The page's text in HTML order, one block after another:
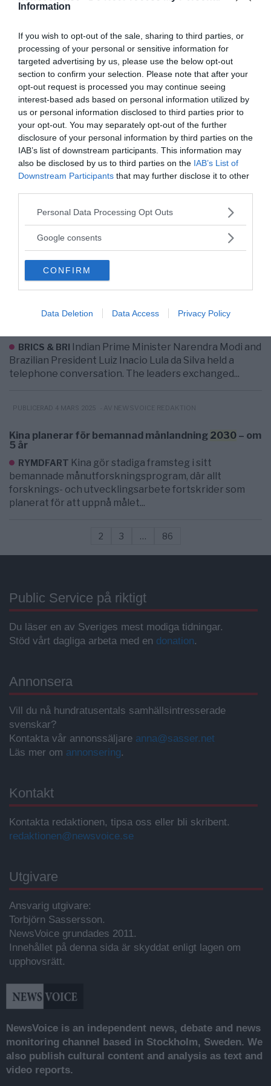
Information
If you wish to opt-out of the sale, sharing to third parties, or
processing of your personal or sensitive information for
targeted advertising by us, please use the below opt-out
section to confirm your selection. Please note that after your
opt-out request is processed you may continue seeing
interest-based ads based on personal information utilized by
us or personal information disclosed to third parties prior to
your opt-out. You may separately opt-out of the further
disclosure of your personal information by third parties on the
IAB’s list of downstream participants. This information may
also be disclosed by us to third parties on the IAB’s List of
Downstream Participants that may further disclose it to other
Please note that this website/app uses one or more Google
not limited to your visit or usage behaviour. You may click to
use your data for below specified purposes in below Google
consent section.
Personal Data Processing Opt Outs
Google consents
CONFIRM
Data Deletion Data Access Privacy Policy
Trumps installation den 20:e blev lite av en folkfest,
PUBLICERAD 27 FEBRUARI 2026 - AV NEWSVOICE REDAKTION
Norska parlamentet skippar klimatneutralitet2030
KLIMAT MILJÖ NATUREn majoritet bestående av sex
norka ledande partier antog resolutionen på
torsdagen. Förslaget om att skippa klimatneutralitet
2030 presenterades av...
PUBLICERAD 11 JUNI 2018 - AV EXTERN SKRIBENT
TEKNIKFiat Chrysler Automobiles (FCA) som är ett
amerikanskt-italienskt samarbete och en av världens
största biltillverkaren ska presentera nya el- och
hybridbilar...
BRICS & BRI Indian Prime Minister Narendra Modi and
Brazilian President Luiz Inacio Lula da Silva held a
telephone conversation. The leaders exchanged...
PUBLICERAD 4 MARS 2025 - AV NEWSVOICE REDAKTION
Kina planerar för bemannad månlandning 2030 – om
5 år
RYMDFART Kina gör stadiga framsteg i sitt
bemannade månutforskningsprogram, där allt
forsknings- och utvecklingsarbete fortskrider som
planerat för att uppnå målet...
2 3 … 86
Public Service på riktigt
Du läser en av Sveriges mest modiga tidningar.
Stöd vårt dagliga arbeta med en donation.
Annonsera
Vill du nå hundratusentals samhällsintresserade
svenskar?
Kontakta vår annonssäljare anna@sasser.net
Läs mer om annonsering.
Kontakt
Kontakta redaktionen, tipsa oss eller bli skribent.
redaktionen@newsvoice.se
Utgivare
Ansvarig utgivare:
Torbjörn Sassersson.
NewsVoice grundades 2011.
Innehållet på denna sida är skyddat enligt lagen om
upphovsrätt.
NewsVoice is an independent news, debate and news
monitoring channel based in Stockholm, Sweden. We
also publish cultural content and analysis as text and
video reports.